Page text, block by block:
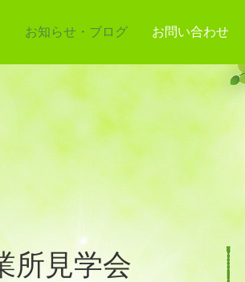
お知らせ・ブログ お問い合わせ
所見学会